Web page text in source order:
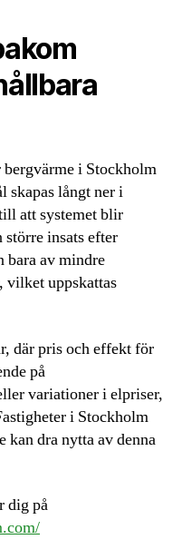
bergvärme i Stockholm
skapas långt ner i
att systemet blir
insats efter
bara av mindre
vilket uppskattas
där pris och effekt för
på
variationer i elpriser,
i Stockholm
kan dra nytta av denna
dig på